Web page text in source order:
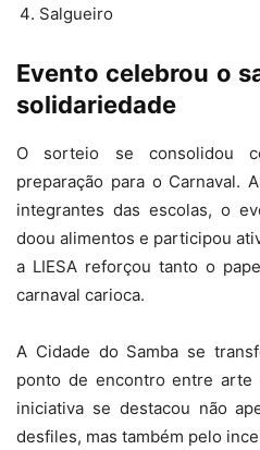
Salgueiro
Evento celebrou o
solidariedade
O sorteio se consolidou
preparação para o Carnaval.
integrantes das escolas, o
doou alimentos e participou
a LIESA reforçou tanto o
carnaval carioca.
A Cidade do Samba se
ponto de encontro entre arte
iniciativa se destacou não
desfiles, mas também pelo